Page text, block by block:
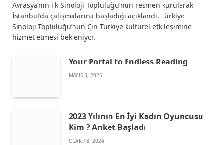
Avrasya’nın ilk Sinoloji Topluluğu’nun resmen kurularak
İstanbul’da çalışmalarına başladığı açıklandı. Türkiye
Sinoloji Topluluğu’nun Çin-Türkiye kültürel etkileşimine
hizmet etmesi bekleniyor.
Your Portal to Endless Reading
MAYIS 3, 2025
2023 Yılının En İyi Kadın Oyuncusu
Kim ? Anket Başladı
OCAK 13, 2024